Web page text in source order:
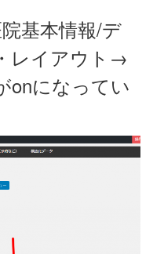
基本情報/デ
レイアウト→
onになってい